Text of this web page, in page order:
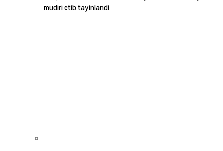
mudiri etib tayinlandi